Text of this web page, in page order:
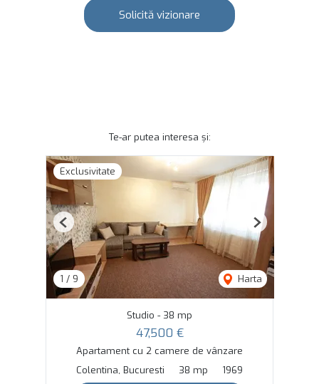
Solicită vizionare
Te-ar putea interesa și:
Exclusivitate
1 / 9 Harta
Previous Next
Studio - 38 mp
47,500 €
Apartament cu 2 camere de vânzare
Colentina, Bucuresti
38 mp 1969